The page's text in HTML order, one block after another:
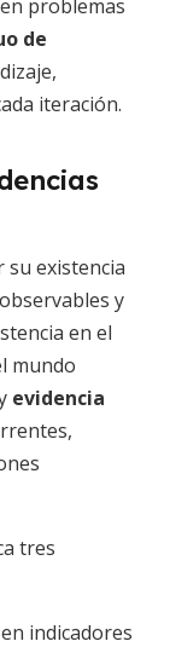
problemas
de
iteración.
su existencia
y
en el
mundo
evidencia
tres
indicadores